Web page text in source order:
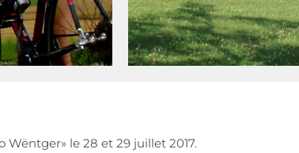
Wëntger» le 28 et 29 juillet 2017.